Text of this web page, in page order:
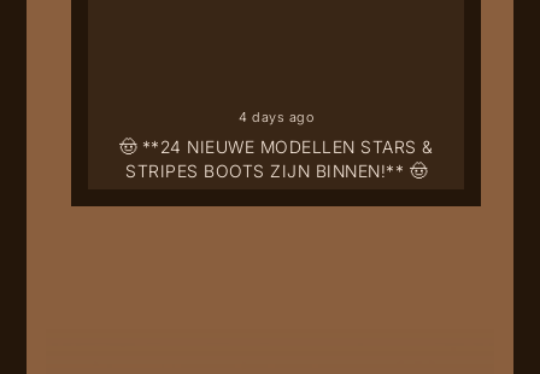
🤠 **24 NIEUWE MODELLEN STARS &
STRIPES BOOTS ZIJN BINNEN!** 🤠
4 days ago